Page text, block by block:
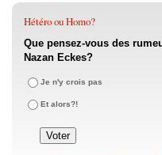
Hétéro ou Homo?
Que pensez-vous des
Nazan Eckes?
Je n'y crois pas
Et alors?!